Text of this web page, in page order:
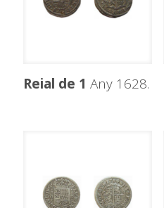
Reial de 1 Any 1628.